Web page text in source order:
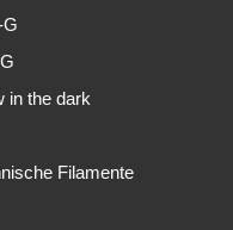
G
in the dark
Filamente